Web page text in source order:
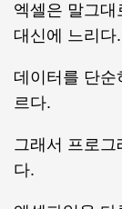
엑셀은 말그
대신에 느리다.
데이터를 단
르다.
그래서 프로그
다.